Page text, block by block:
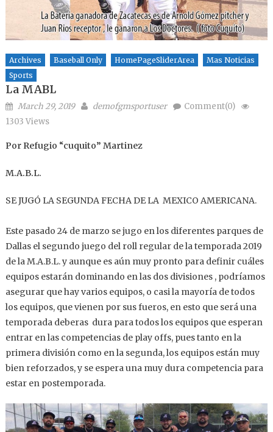
Archives Baseball Only HomePageSliderArea
Mas Noticias
Sports
La MABL
Posted on
March 29, 2019 Author
demofgmsportuser
Comment(0)
1303 Views
Por Refugio “cuquito” Martinez
M.A.B.L.
SE JUGÓ LA SEGUNDA FECHA DE LA MEXICO AMERICANA.
Este pasado 24 de marzo se jugo en los diferentes parques de
Dallas el segundo juego del roll regular de la temporada 2019
de la M.A.B.L. y aunque es aún muy pronto para definir cuáles
equipos estarán dominando en las dos divisiones , podríamos
asegurar que hay varios equipos, o casi la mayoría de todos
los equipos, que vienen por sus fueros, en esto que será una
temporada deberas dura para todos los equipos que esperan
entrar en las competencias de play offs, pues tanto en la
primera división como en la segunda, los equipos están muy
bien reforzados, y se espera una muy dura competencia para
estar en postemporada.